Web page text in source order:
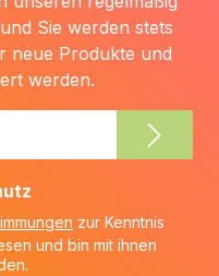
Sie werden stets
neue Produkte und
werden.
zur Kenntnis
und bin mit ihnen